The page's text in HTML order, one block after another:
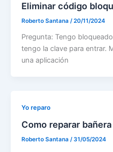
Eliminar código
Roberto Santana/20/11/2024
Pregunta: Tengo
tengo la clave para entrar.
una aplicación
Yo reparo
Como reparar
Roberto Santana /31/05/2024